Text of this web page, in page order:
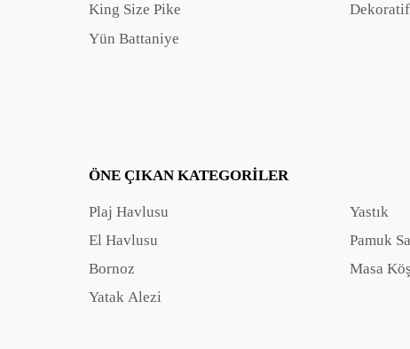
King Size Pike
Yün Battaniye
ÖNE ÇIKAN KATEGORILER
Plaj Havlusu
El Havlusu
Bornoz
Yatak Alezi
Yastık
Pamuk
Masa